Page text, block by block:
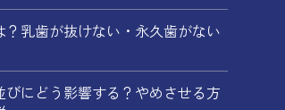
乳歯が抜けない・永久歯がない
にどう影響する？やめさせる方